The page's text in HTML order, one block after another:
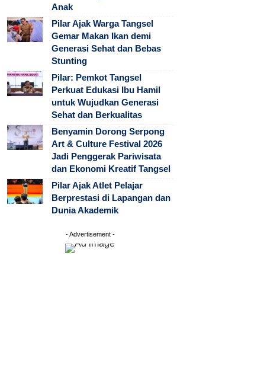
Anak
Pilar Ajak Warga Tangsel
Gemar Makan Ikan demi
Generasi Sehat dan Bebas
Stunting
Pilar: Pemkot Tangsel
Perkuat Edukasi Ibu Hamil
untuk Wujudkan Generasi
Sehat dan Berkualitas
Benyamin Dorong Serpong
Art & Culture Festival 2026
Jadi Penggerak Pariwisata
dan Ekonomi Kreatif Tangsel
Pilar Ajak Atlet Pelajar
Berprestasi di Lapangan dan
Dunia Akademik
- Advertisement -